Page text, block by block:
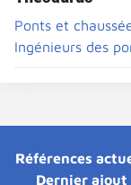
Ponts et
Ingénieurs des
Références
Dernier ajout